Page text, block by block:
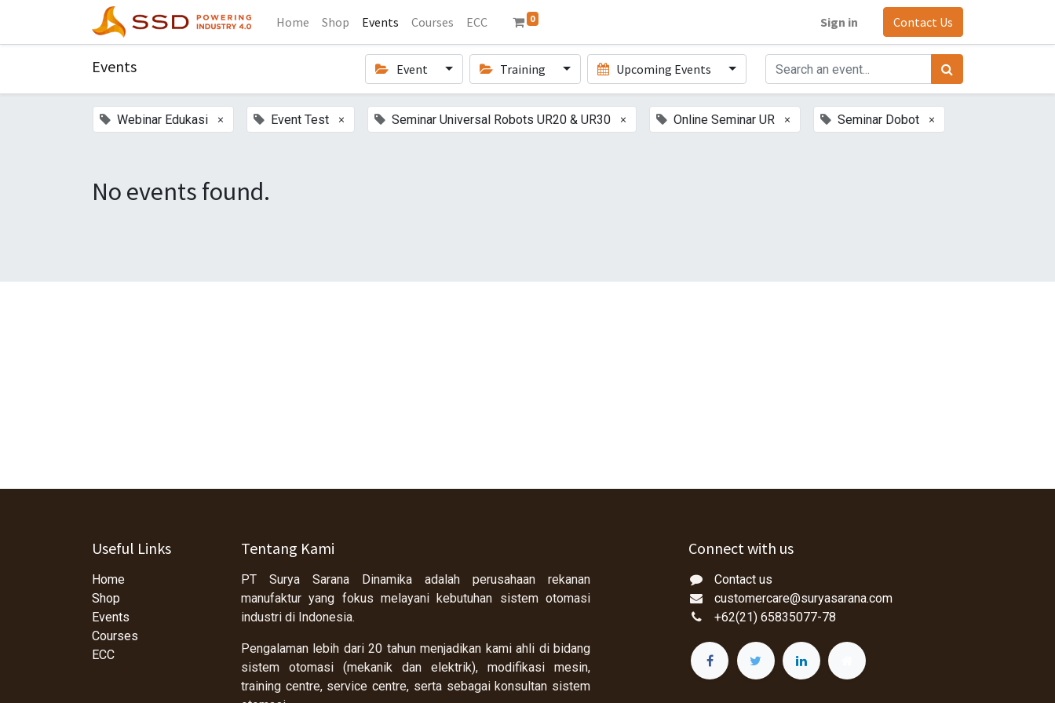
Home Shop Events Courses ECC 0 Sign in Contact Us
Events Event Training Upcoming Events
Webinar Edukasi × Event Test × Seminar Universal Robots UR20 & UR30 × Online Seminar UR × Seminar Dobot ×
No events found.
Useful Links
Home
Shop
Events
Courses
ECC
Tentang Kami
PT Surya Sarana Dinamika adalah perusahaan rekanan
manufaktur yang fokus melayani kebutuhan sistem otomasi
industri di Indonesia.
Pengalaman lebih dari 20 tahun menjadikan kami ahli di bidang
sistem otomasi (mekanik dan elektrik), modifikasi mesin,
training centre, service centre, serta sebagai konsultan sistem
Connect with us
Contact us
customercare@suryasarana.com
+62(21) 65835077-78